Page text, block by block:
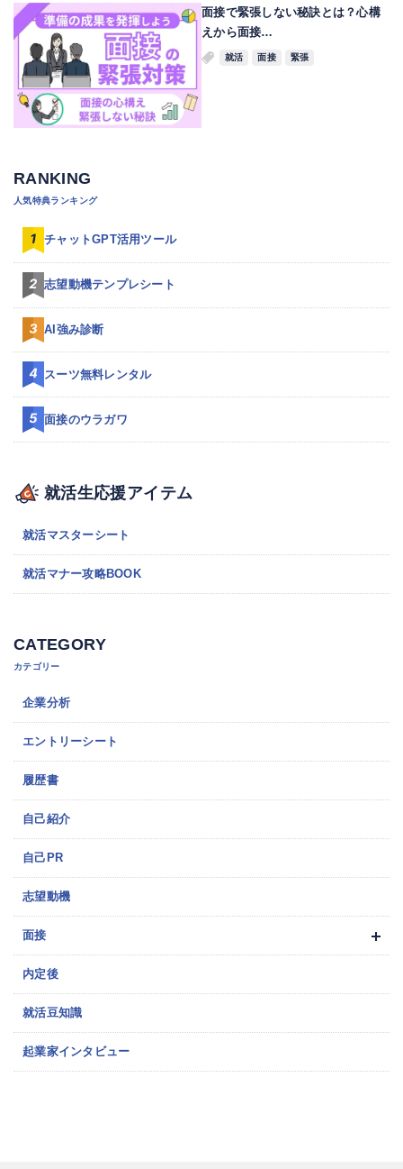
面接で緊張しない秘訣とは？心構
えから面接…
就活 面接 緊張
RANKING
人気特典ランキング
チャットGPT活用ツール
志望動機テンプレシート
AI強み診断
スーツ無料レンタル
面接のウラガワ
就活生応援アイテム
就活マスターシート
就活マナー攻略BOOK
CATEGORY
カテゴリー
企業分析
エントリーシート
履歴書
自己紹介
自己PR
志望動機
面接
内定後
就活豆知識
起業家インタビュー